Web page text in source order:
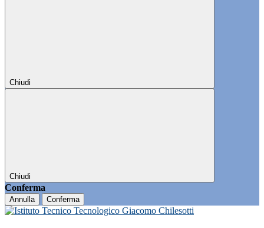
Chiudi
Chiudi
Conferma
Annulla Conferma